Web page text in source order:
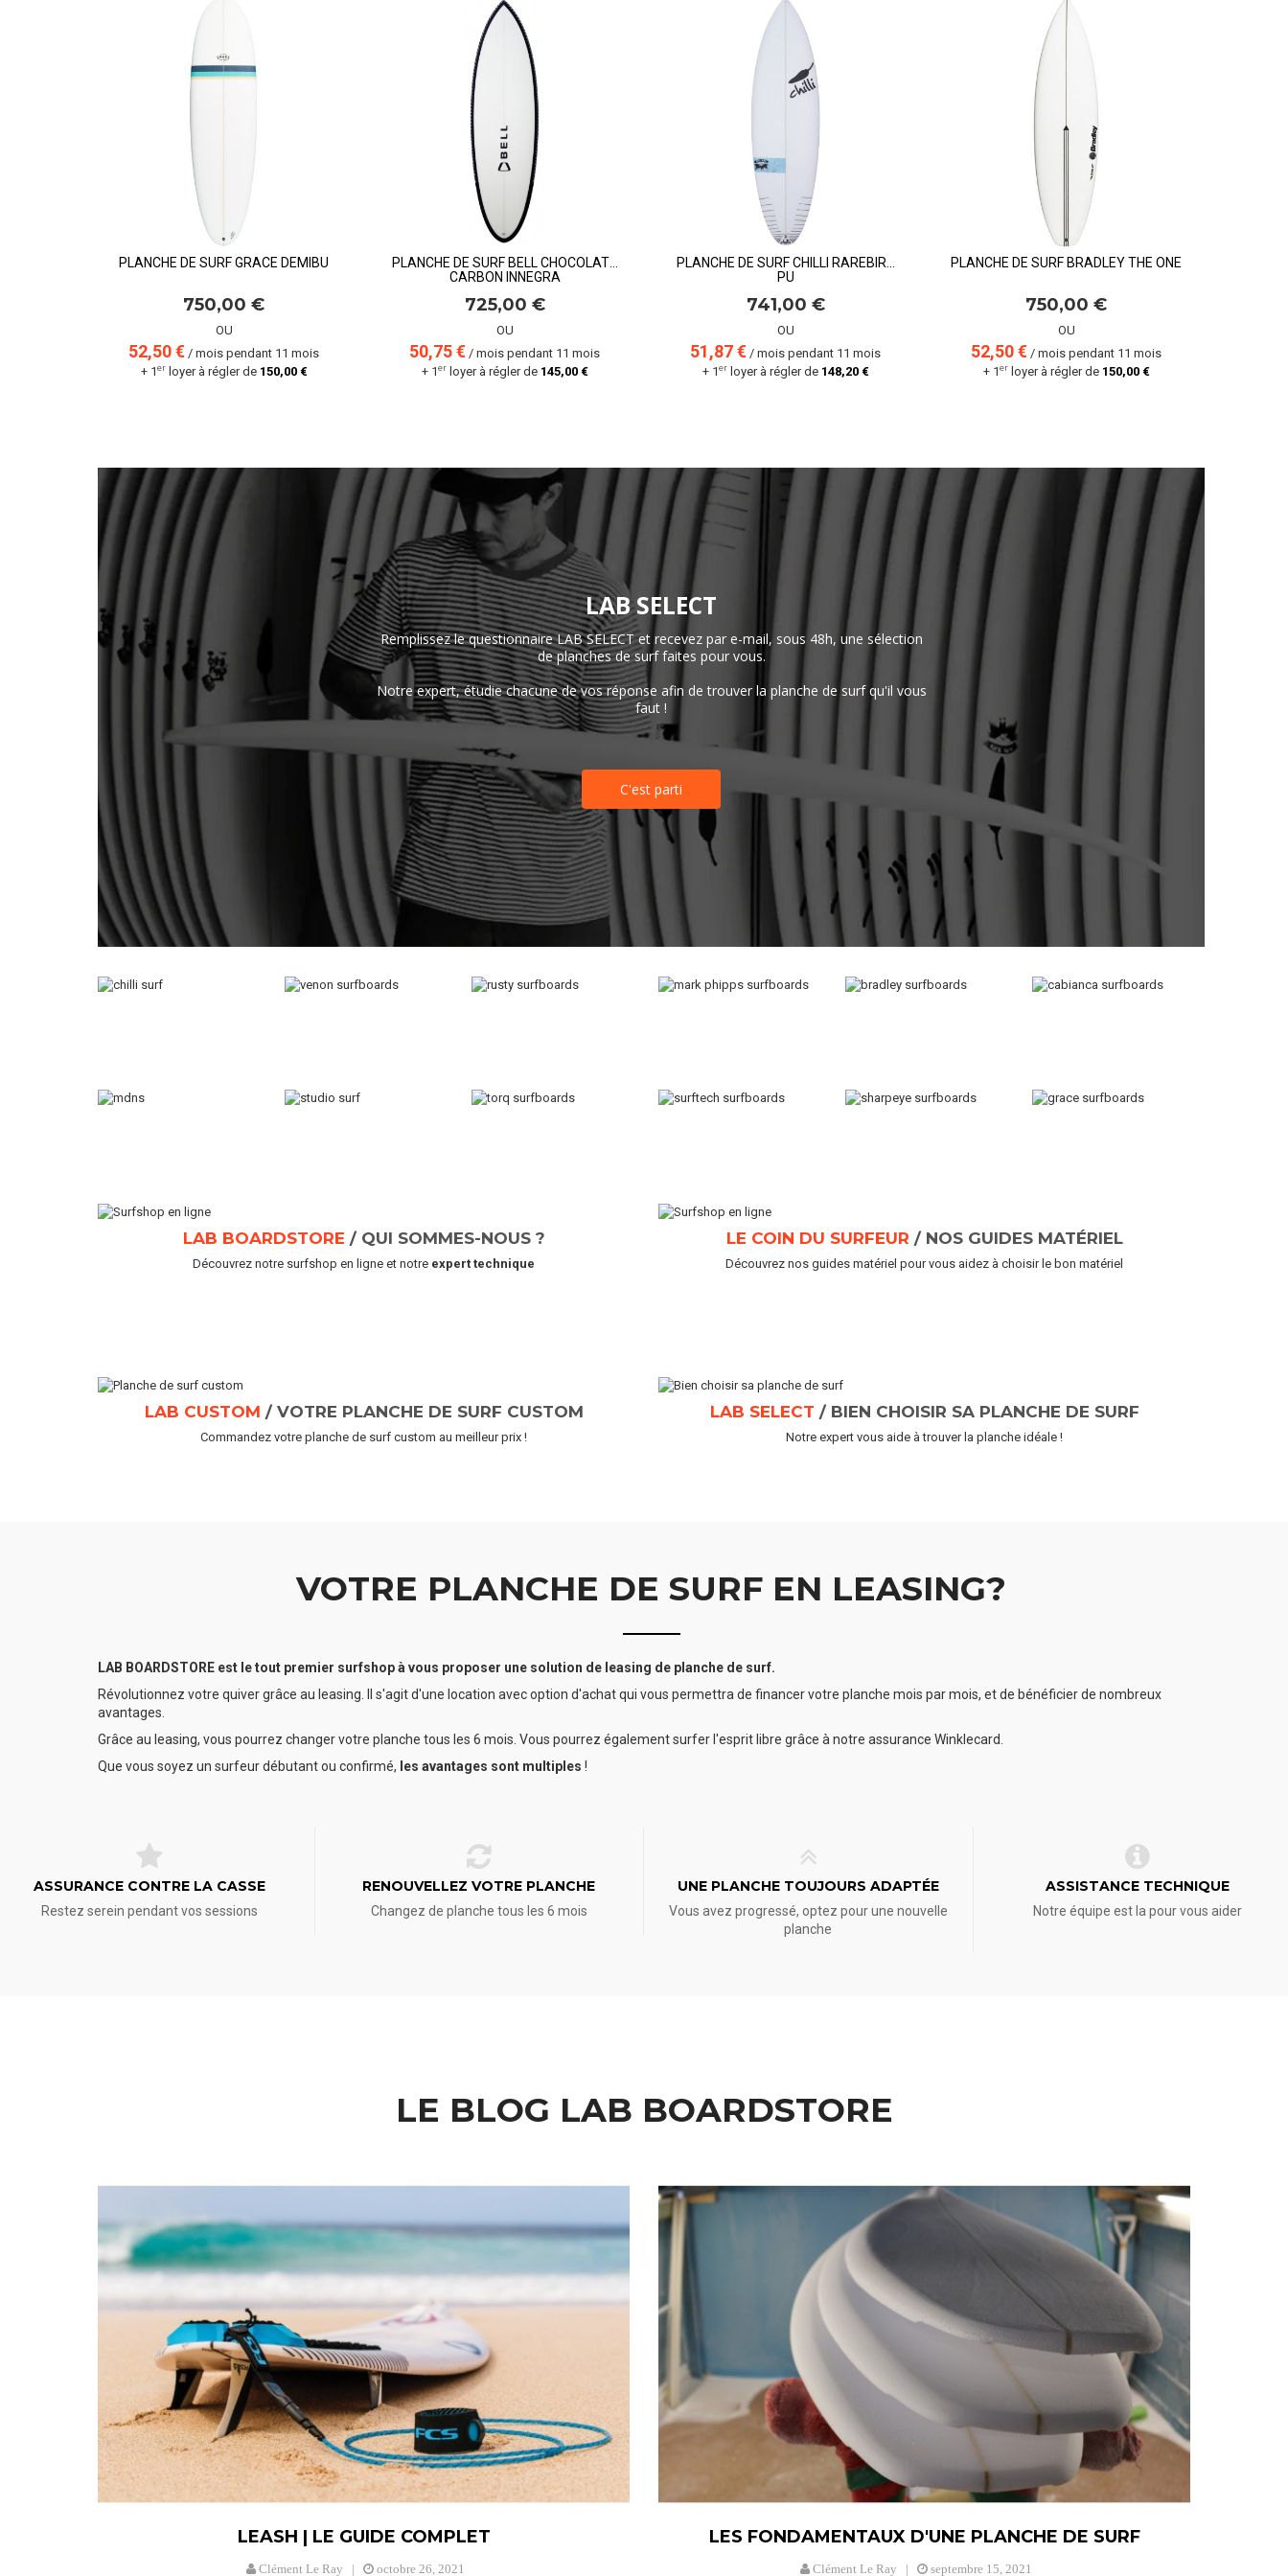
PLANCHE DE SURF GRACE DEMIBU
750,00 €
OU
52,50 € / mois pendant 11 mois
+ 1erloyer à régler de 150,00 €
PLANCHE DE SURF BELL CHOCOLATE
CARBON INNEGRA
725,00 €
OU
50,75 € / mois pendant 11 mois
+ 1erloyer à régler de 145,00 €
PLANCHE DE SURF CHILLI RAREBIRD
PU
741,00 €
OU
51,87 € / mois pendant 11 mois
+ 1erloyer à régler de 148,20 €
PLANCHE DE SURF BRADLEY THE ONE
750,00 €
OU
52,50 € / mois pendant 11 mois
+ 1erloyer à régler de 150,00 €
LAB BOARDSTORE / QUI SOMMES-NOUS ?
Découvrez notre surfshop en ligne et notre expert technique
LE COIN DU SURFEUR / NOS GUIDES MATÉRIEL
Découvrez nos guides matériel pour vous aidez à choisir le bon matériel
LAB CUSTOM / VOTRE PLANCHE DE SURF CUSTOM
Commandez votre planche de surf custom au meilleur prix !
LAB SELECT / BIEN CHOISIR SA PLANCHE DE SURF
Notre expert vous aide à trouver la planche idéale !
VOTRE PLANCHE DE SURF EN LEASING?
LAB BOARDSTORE est le tout premier surfshop à vous proposer une solution de leasing de planche de surf.
Révolutionnez votre quiver grâce au leasing. Il s'agit d'une location avec option d'achat qui vous permettra de financer votre planche mois par mois, et de bénéficier de nombreux
avantages.
Grâce au leasing, vous pourrez changer votre planche tous les 6 mois. Vous pourrez également surfer l'esprit libre grâce à notre assurance Winklecard.
Que vous soyez un surfeur débutant ou confirmé, les avantages sont multiples !
ASSURANCE CONTRE LA CASSE
Restez serein pendant vos sessions
RENOUVELLEZ VOTRE PLANCHE
Changez de planche tous les 6 mois
UNE PLANCHE TOUJOURS ADAPTÉE
Vous avez progressé, optez pour une nouvelle
planche
ASSISTANCE TECHNIQUE
Notre équipe est la pour vous aider
LE BLOG LAB BOARDSTORE
LEASH | LE GUIDE COMPLET
Clément Le Ray octobre 26, 2021
LES FONDAMENTAUX D'UNE PLANCHE DE SURF
Clément Le Ray septembre 15, 2021